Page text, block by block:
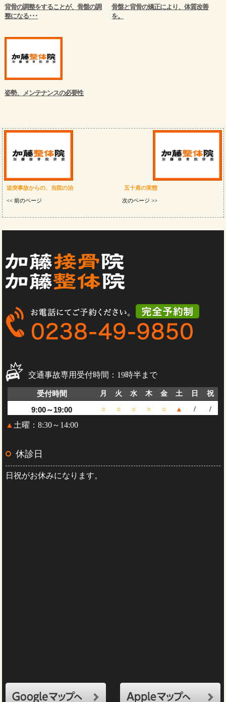
背骨の調整をすることが、骨盤の調
整になる･･･
骨盤と背骨の矯正により、体質改善
を。
姿勢、メンテナンスの必要性
追突事故からの、当院の治
<< 前のページ
五十肩の実態
次のページ >>
交通事故専用受付時間：19時半まで
受付時間 月 火 水 木 金 土 日 祝
9:00～19:00 ○ ○ ○ ○ ○ ▲ / /
▲ 土曜：8:30～14:00
休診日
日祝がお休みになります。